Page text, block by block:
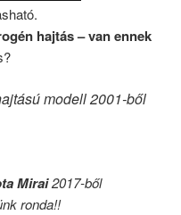
hajtás – van ennek
modell 2001-ből
Mirai2017-ből
ronda!!